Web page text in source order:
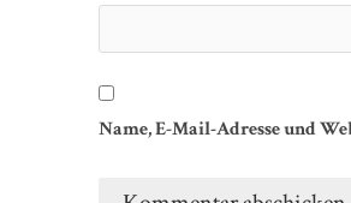
Name, E-Mail-Adresse und